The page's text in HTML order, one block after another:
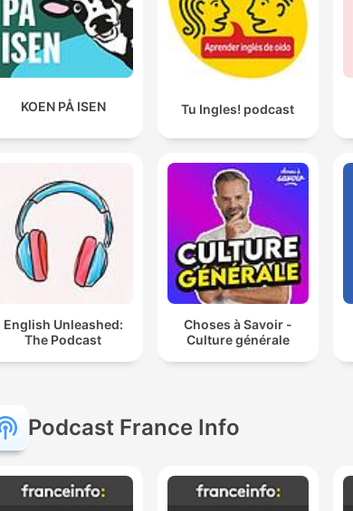
KOEN PÅ ISEN Tu Ingles! podcast
English Unleashed:
The Podcast
Choses à Savoir -
Culture générale
Podcast France Info